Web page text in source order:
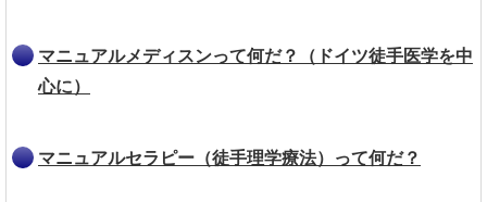
マニュアルメディスンって何だ？（ドイツ徒手医学を中
心に）
マニュアルセラピー（徒手理学療法）って何だ？